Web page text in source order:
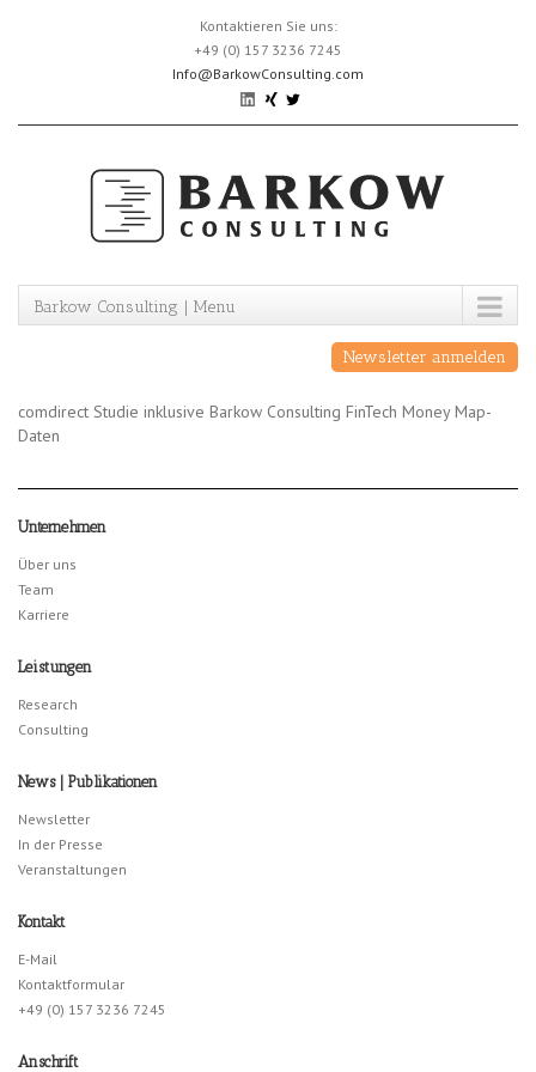
Kontaktieren Sie uns:
+49 (0) 157 3236 7245
Info@BarkowConsulting.com
Barkow Consulting | Menu
Newsletter anmelden
comdirect Studie inklusive Barkow Consulting FinTech Money Map-
Daten
Unternehmen
Über uns
Team
Karriere
Leistungen
Research
Consulting
News | Publikationen
Newsletter
In der Presse
Veranstaltungen
Kontakt
E-Mail
Kontaktformular
+49 (0) 157 3236 7245
Anschrift